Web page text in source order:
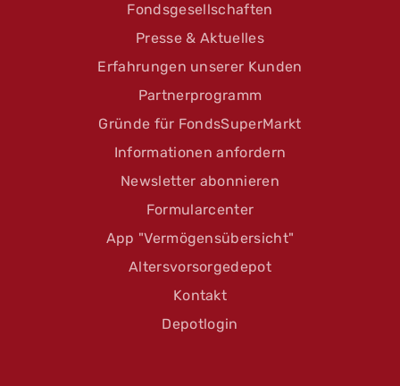
Fondsgesellschaften
Presse & Aktuelles
Erfahrungen unserer Kunden
Partnerprogramm
Gründe für FondsSuperMarkt
Informationen anfordern
Newsletter abonnieren
Formularcenter
App "Vermögensübersicht"
Altersvorsorgedepot
Kontakt
Depotlogin